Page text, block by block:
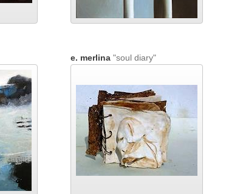
e. merlina"soul diary"